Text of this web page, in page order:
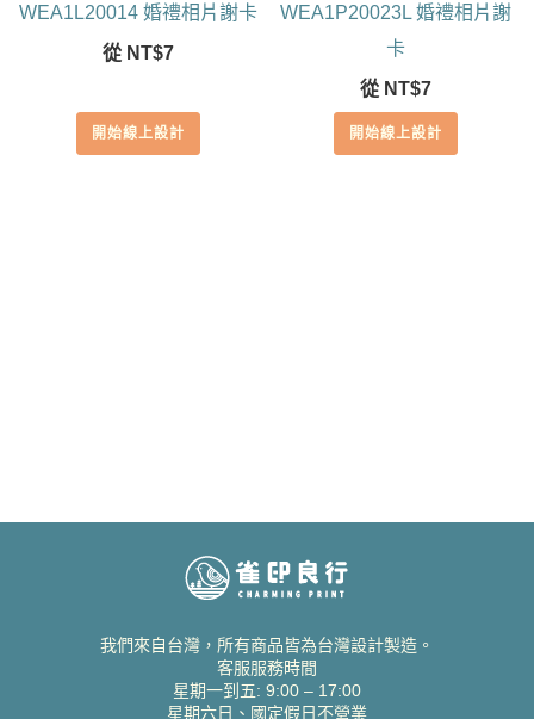
WEA1L20014 婚禮相片謝卡
從 NT$7
開始線上設計
WEA1P20023L 婚禮相片謝
卡
從 NT$7
開始線上設計
我們來自台灣，所有商品皆為台灣設計製造。
客服服務時間
星期一到五: 9:00 – 17:00
星期六日、國定假日不營業